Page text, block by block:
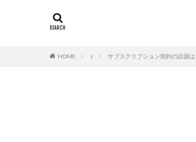
HOME s サブスクリプション契約の語源